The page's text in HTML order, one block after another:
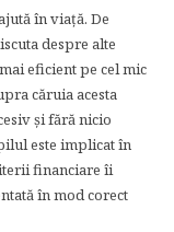
în viață. De
despre alte
eficient pe cel mic
căruia acesta
și fără nicio
este implicat în
financiare îi
în mod corect